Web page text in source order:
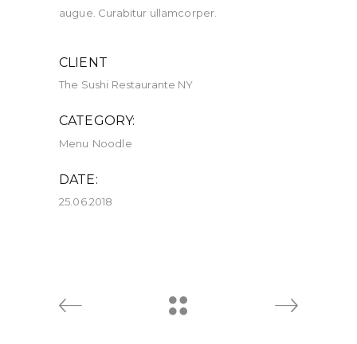
augue. Curabitur ullamcorper.
CLIENT
The Sushi Restaurante NY
CATEGORY:
Menu Noodle
DATE:
25.06.2018